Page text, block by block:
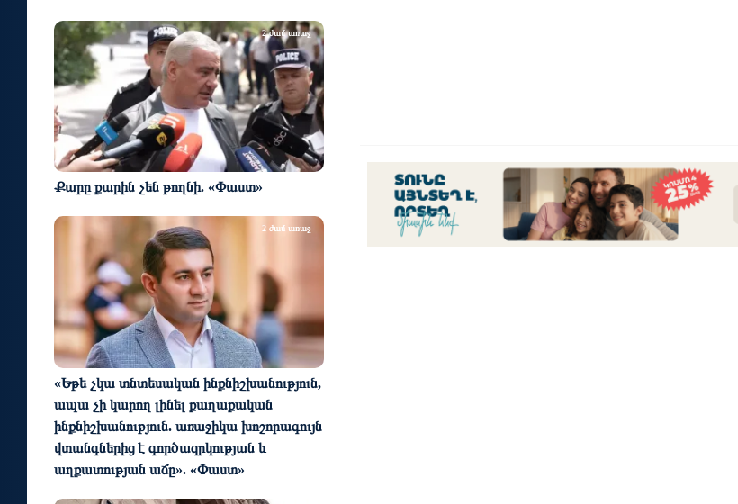
Քարը քարին չեն թողնի. «Փաստ»
2 ժամ առաջ
«Եթե չկա տնտեսական ինքնիշխանություն,
ապա չի կարող լինել քաղաքական
ինքնիշխանություն. առաջիկա խոշորագույն
վտանգներից է գործազրկության և
աղքատության աճը». «Փաստ»
2 ժամ առաջ